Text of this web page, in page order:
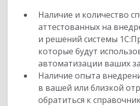
Наличие и количество
аттестованных на
и решений системы
которые будут
автоматизации ваших
Наличие опыта
в вашей или близкой
обратиться к